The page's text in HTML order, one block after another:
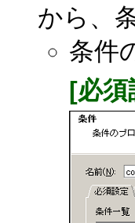
から、
条件
[必須